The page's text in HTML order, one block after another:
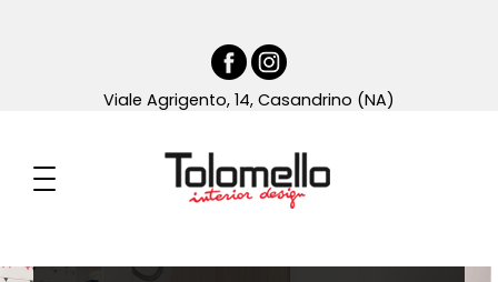
Viale Agrigento, 14, Casandrino (NA)